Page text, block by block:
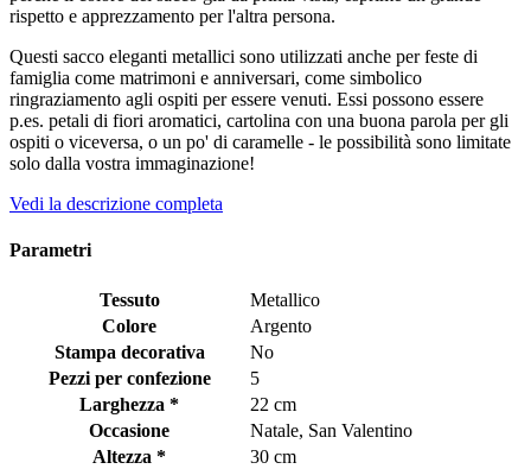
rispetto e apprezzamento per l'altra persona.
Questi sacco eleganti metallici sono utilizzati anche per feste di
famiglia come matrimoni e anniversari, come simbolico
ringraziamento agli ospiti per essere venuti. Essi possono essere
p.es. petali di fiori aromatici, cartolina con una buona parola per gli
ospiti o viceversa, o un po' di caramelle - le possibilità sono limitate
solo dalla vostra immaginazione!
Vedi la descrizione completa
Parametri
Tessuto
Metallico
Colore
Argento
Stampa decorativa
No
Pezzi per confezione
5
Larghezza *
22 cm
Occasione
Natale, San Valentino
Altezza *
30 cm